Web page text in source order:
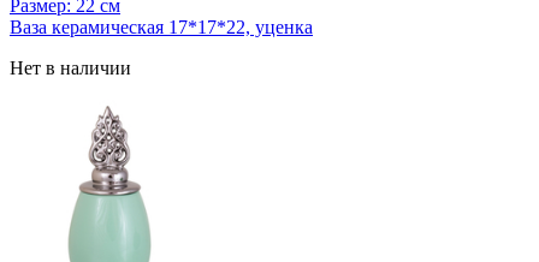
Размер: 22 см
Ваза керамическая 17*17*22, уценка
Нет в наличии